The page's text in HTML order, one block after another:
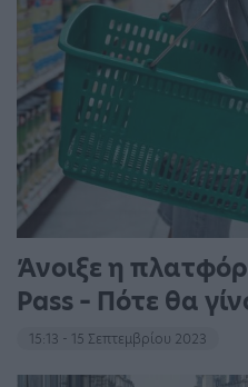
Άνοιξε η
Pass – Πότε θα
15:13 - 15 Σεπτεμβρίου 2023